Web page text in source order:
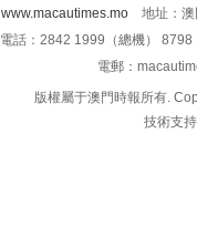
www.macautimes.mo 地址：澳
電話：2842 1999（總機）
電郵：
版權屬于澳門時報所有.
技術支